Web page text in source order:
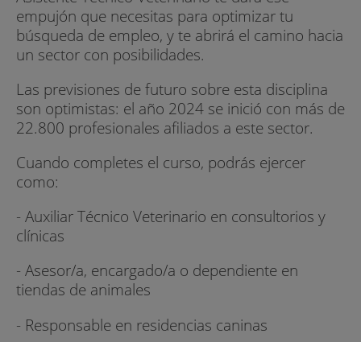
empujón que necesitas para optimizar tu
búsqueda de empleo, y te abrirá el camino hacia
un sector con posibilidades.
Las previsiones de futuro sobre esta disciplina
son optimistas: el año 2024 se inició con más de
22.800 profesionales afiliados a este sector.
Cuando completes el curso, podrás ejercer
como:
- Auxiliar Técnico Veterinario en consultorios y
clínicas
- Asesor/a, encargado/a o dependiente en
tiendas de animales
- Responsable en residencias caninas